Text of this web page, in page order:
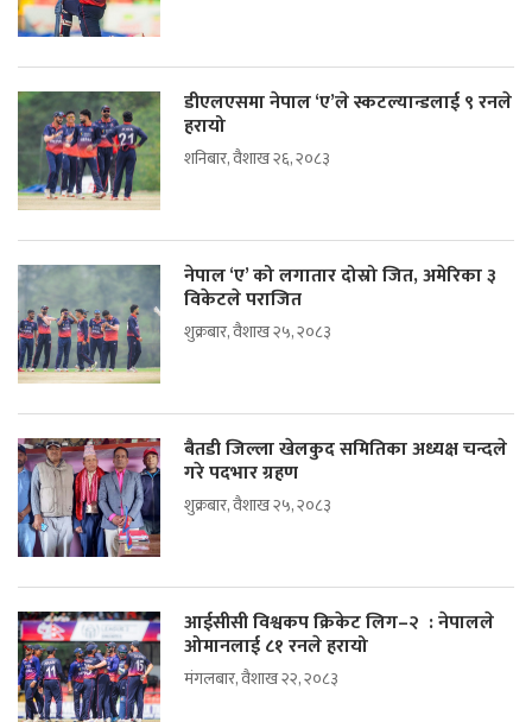
डीएलएसमा नेपाल ‘ए’ले स्कटल्यान्डलाई ९ रनले
हरायो
शनिबार, वैशाख २६, २०८३
नेपाल ‘ए’ को लगातार दोस्रो जित, अमेरिका ३
विकेटले पराजित
शुक्रबार, वैशाख २५, २०८३
बैतडी जिल्ला खेलकुद समितिका अध्यक्ष चन्दले
गरे पदभार ग्रहण
शुक्रबार, वैशाख २५, २०८३
आईसीसी विश्वकप क्रिकेट लिग–२ : नेपालले
ओमानलाई ८१ रनले हरायो
मंगलबार, वैशाख २२, २०८३